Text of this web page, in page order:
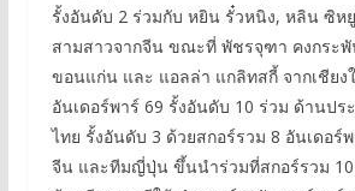
รั้งอันดับ 2 ร่วมกับ หยิน รั๋วหนิง, หลิน ซิห
สามสาวจากจีน ขณะที่ พัชรจุฑา คงกระพั
ขอนแก่น และ แอลล่า แกลิทสกี้ จากเชียง
อันเดอร์พาร์ 69 รั้งอันดับ 10 ร่วม ด้านปร
ไทย รั้งอันดับ 3 ด้วยสกอร์รวม 8 อันเดอร์
จีน และทีมญี่ปุ่น ขึ้นนำร่วมที่สกอร์รวม 10